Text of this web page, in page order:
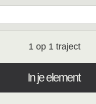
1 op 1 traject
In je element